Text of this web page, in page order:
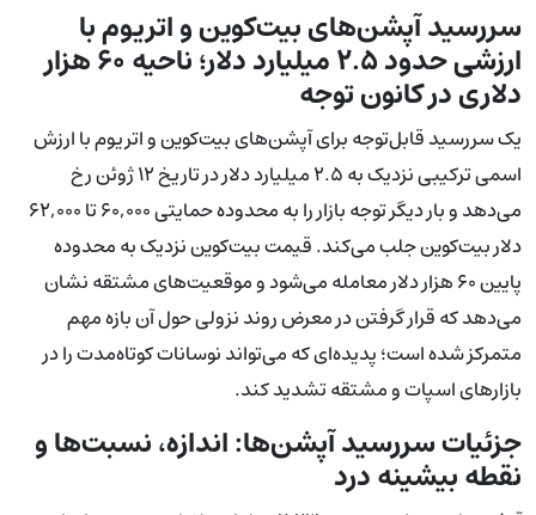
سررسید آپشن‌های بیت‌کوین و اتریوم با
ارزشی حدود ۲.۵ میلیارد دلار؛ ناحیه ۶۰ هزار
دلاری در کانون توجه
یک سررسید قابل‌توجه برای آپشن‌های بیت‌کوین و اتریوم با ارزش
اسمی ترکیبی نزدیک به ۲.۵ میلیارد دلار در تاریخ ۱۲ ژوئن رخ
می‌دهد و بار دیگر توجه بازار را به محدوده حمایتی ۶۰,۰۰۰ تا ۶۲,۰۰۰
دلار بیت‌کوین جلب می‌کند. قیمت بیت‌کوین نزدیک به محدوده
پایین ۶۰ هزار دلار معامله می‌شود و موقعیت‌های مشتقه نشان
می‌دهد که قرار گرفتن در معرض روند نزولی حول آن بازه مهم
متمرکز شده است؛ پدیده‌ای که می‌تواند نوسانات کوتاه‌مدت را در
بازارهای اسپات و مشتقه تشدید کند.
جزئیات سررسید آپشن‌ها: اندازه، نسبت‌ها و
نقطه بیشینه درد